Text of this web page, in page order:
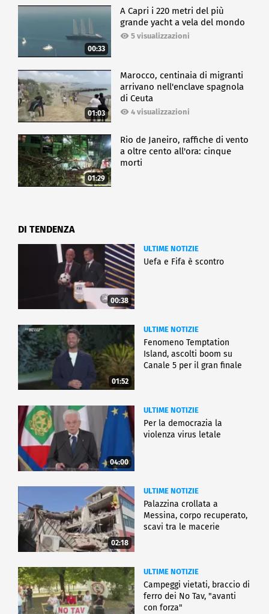
00:33
A Capri i 220 metri del più
grande yacht a vela del mondo
5 visualizzazioni
01:03
Marocco, centinaia di migranti
arrivano nell'enclave spagnola
di Ceuta
4 visualizzazioni
01:29
Rio de Janeiro, raffiche di vento
a oltre cento all'ora: cinque
morti
DI TENDENZA
00:38
ULTIME NOTIZIE
Uefa e Fifa è scontro
01:52
ULTIME NOTIZIE
Fenomeno Temptation
Island, ascolti boom su
Canale 5 per il gran finale
04:00
ULTIME NOTIZIE
Per la democrazia la
violenza virus letale
02:18
ULTIME NOTIZIE
Palazzina crollata a
Messina, corpo recuperato,
scavi tra le macerie
ULTIME NOTIZIE
Campeggi vietati, braccio di
ferro dei No Tav, "avanti
con forza"